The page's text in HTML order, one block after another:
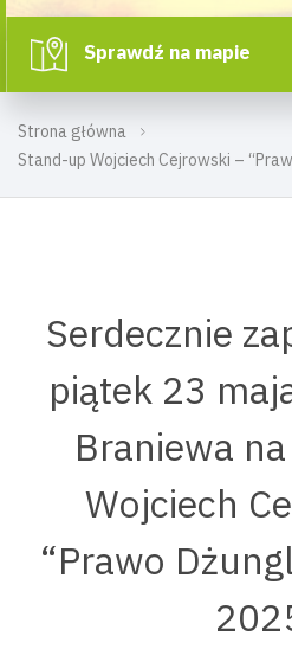
Strona główna
Stand-up Wojciech Cejrowski –
Sprawdź na mapie
Serdecznie
piątek 23
Braniewa
Wojciech
“Prawo